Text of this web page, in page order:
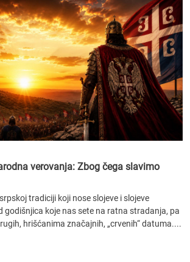
verovanja: Zbog čega slavimo
tradiciji koji nose slojeve i slojeve
godišnjica koje nas sete na ratna stradanja, pa
hrišćanima značajnih, „crvenih“ datuma....